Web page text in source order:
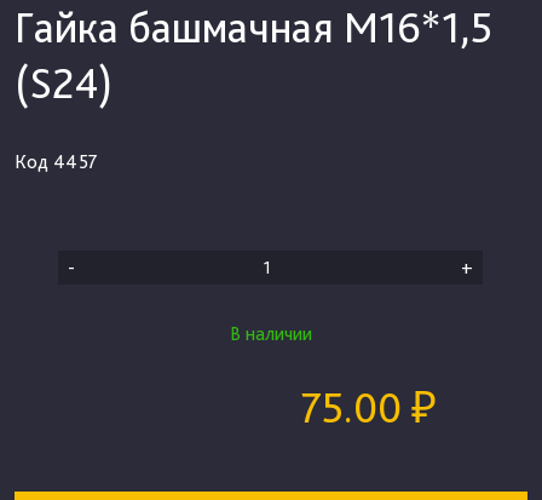
Гайка башмачная М16*1,5
(S24)
Код 4457
- +
В наличии
75.00 ₽